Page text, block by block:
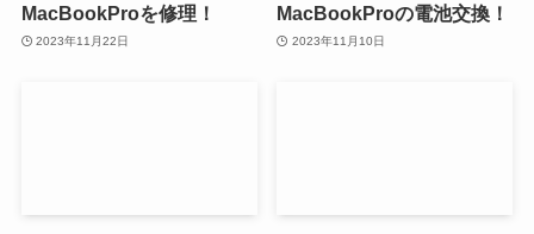
MacBookProを修理！
2023年11月22日
MacBookProの電池交換！
2023年11月10日